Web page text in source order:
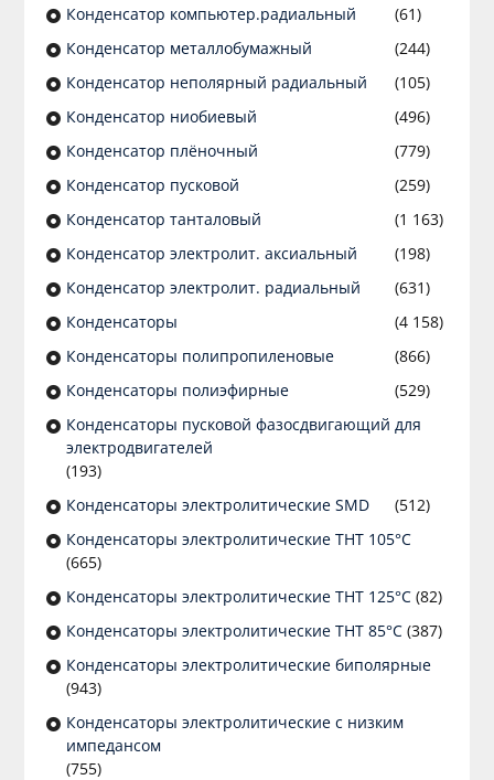
Конденсатор компьютер.радиальный
(61)
Конденсатор металлобумажный
(244)
Конденсатор неполярный радиальный
(105)
Конденсатор ниобиевый
(496)
Конденсатор плёночный
(779)
Конденсатор пусковой
(259)
Конденсатор танталовый
(1 163)
Конденсатор электролит. аксиальный
(198)
Конденсатор электролит. радиальный
(631)
Конденсаторы
(4 158)
Конденсаторы полипропиленовые
(866)
Конденсаторы полиэфирные
(529)
Конденсаторы пусковой фазосдвигающий для
электродвигателей
(193)
Конденсаторы электролитические SMD
(512)
Конденсаторы электролитические THT 105°C
(665)
Конденсаторы электролитические THT 125°C(82)
Конденсаторы электролитические THT 85°C(387)
Конденсаторы электролитические биполярные
(943)
Конденсаторы электролитические с низким
импедансом
(755)